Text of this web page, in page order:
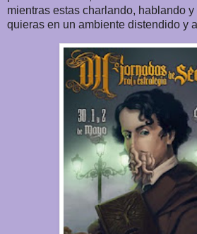
mientras estas charlando, hablando
quieras en un ambiente distendido y